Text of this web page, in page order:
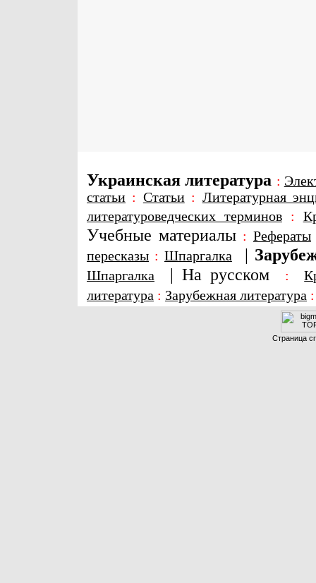
Украинская литература :
статьи : Статьи: Литературная
литературоведческих терминов:
Учебные материалы : Рефераты
пересказы : Шпаргалка |
Шпаргалка | На русском :
литература : Зарубежная литература
Страница